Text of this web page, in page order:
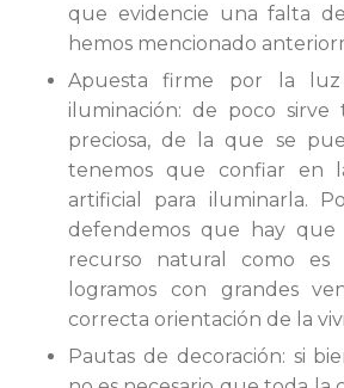
que evidencie una falta
hemos mencionado
Apuesta firme por la
iluminación: de poco sirve
preciosa, de la que se
tenemos que confiar en
artificial para iluminarla.
defendemos que hay que
recurso natural como
logramos con grandes
correcta orientación de la
Pautas de decoración: si